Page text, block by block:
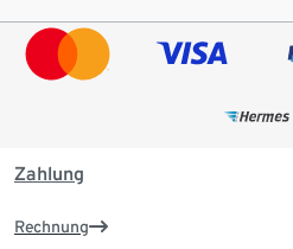
Zahlung
Rechnung